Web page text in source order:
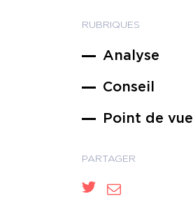
RUBRIQUES
Analyse
Conseil
Point de vue
PARTAGER